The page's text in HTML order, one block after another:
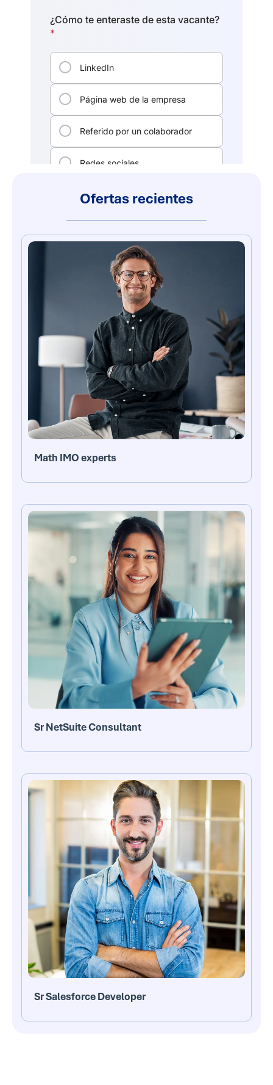
Ofertas recientes
Math IMO experts
Sr NetSuite Consultant
Sr Salesforce Developer